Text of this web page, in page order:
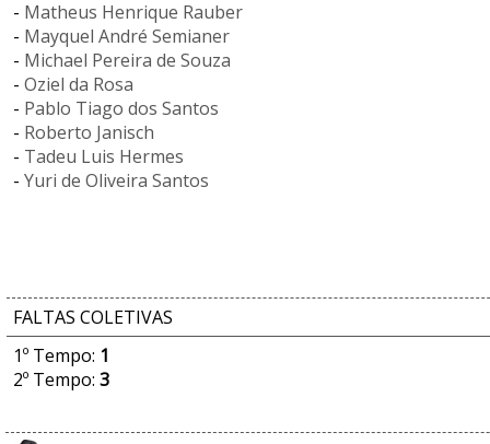
- Matheus Henrique Rauber
- Mayquel André Semianer
- Michael Pereira de Souza
- Oziel da Rosa
- Pablo Tiago dos Santos
- Roberto Janisch
- Tadeu Luis Hermes
- Yuri de Oliveira Santos
FALTAS COLETIVAS
1º Tempo: 1
2º Tempo: 3